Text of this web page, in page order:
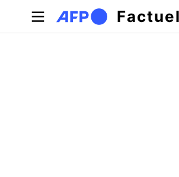
Aller au contenu principal
Factuel
Onglets